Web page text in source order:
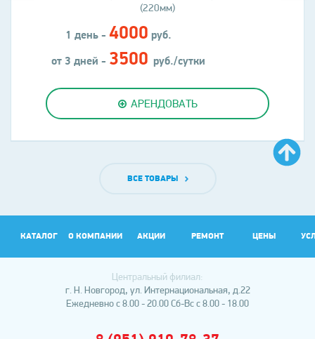
(220мм)
1 день - 4000 руб.
от 3 дней - 3500 руб./сутки
АРЕНДОВАТЬ
ВСЕ ТОВАРЫ
КАТАЛОГ О КОМПАНИИ АКЦИИ РЕМОНТ ЦЕНЫ
Центральный филиал:
г. Н. Новгород, ул. Интернациональная, д.22
Ежедневно с 8.00 - 20.00Сб-Вс с 8.00 - 18.00